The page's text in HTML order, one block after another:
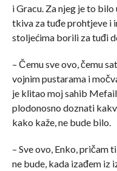
i Gracu. Za njeg je to
tkiva za tuđe prohtjeve i
stoljećima borili za tuđi
– Čemu sve ovo, čemu
vojnim pustarama i
je klitao moj sahib
plodonosno doznati
kako kaže, ne bude bilo.
– Sve ovo, Enko, pričam
ne bude, kada izađem iz